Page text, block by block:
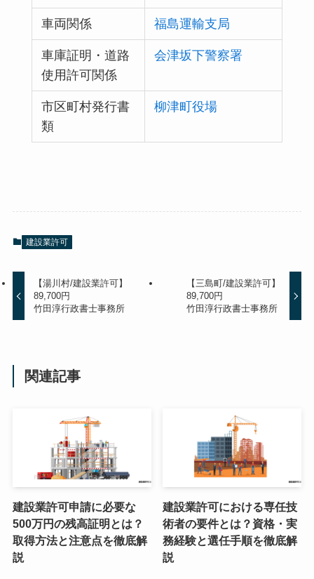
車両関係 福島運輸支局
車庫証明・道路
使用許可関係
会津坂下警察署
市区町村発行書
類
柳津町役場
建設業許可
【湯川村/建設業許可】
89,700円
竹田淳行政書士事務所
【三島町/建設業許可】
89,700円
竹田淳行政書士事務所
関連記事
建設業許可申請に必要な
500万円の残高証明とは？
取得方法と注意点を徹底解
説
建設業許可における専任技
術者の要件とは？資格・実
務経験と選任手順を徹底解
説